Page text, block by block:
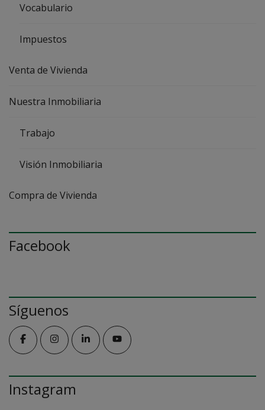
Vocabulario
Impuestos
Venta de Vivienda
Nuestra Inmobiliaria
Trabajo
Visión Inmobiliaria
Compra de Vivienda
Facebook
Síguenos
Instagram